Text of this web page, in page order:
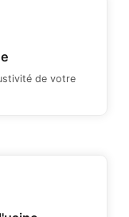
de votre